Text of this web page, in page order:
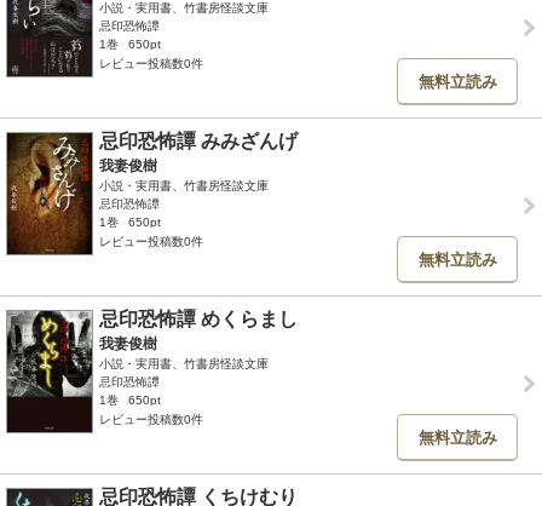
小説・実用書、竹書房怪談文庫
忌印恐怖譚
1巻
650pt
レビュー投稿数0件
無料立読み
忌印恐怖譚 みみざんげ
我妻俊樹
小説・実用書、竹書房怪談文庫
忌印恐怖譚
1巻
650pt
レビュー投稿数0件
無料立読み
忌印恐怖譚 めくらまし
我妻俊樹
小説・実用書、竹書房怪談文庫
忌印恐怖譚
1巻
650pt
レビュー投稿数0件
無料立読み
忌印恐怖譚 くちけむり